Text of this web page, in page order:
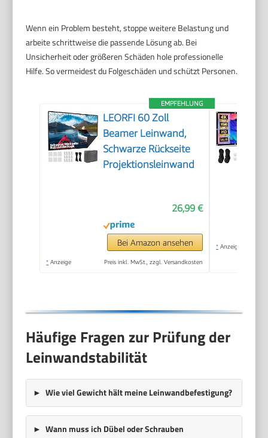
Wenn ein Problem besteht, stoppe weitere Belastung und
arbeite schrittweise die passende Lösung ab. Bei
Unsicherheit oder größeren Schäden hole professionelle
Hilfe. So vermeidest du Folgeschäden und schützt Personen.
EMPFEHLUNG
LEORFI 60 Zoll
Beamer Leinwand,
Schwarze Rückseite
Projektionsleinwand
26,99 €
Bei Amazon ansehen
* Anzeige Preis inkl. MwSt., zzgl. Versandkosten
* Anzeige
Häufige Fragen zur Prüfung der
Leinwandstabilität
Wie viel Gewicht hält meine Leinwandbefestigung?
Wann muss ich Dübel oder Schrauben